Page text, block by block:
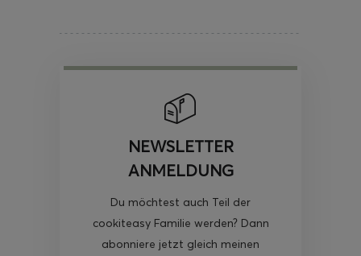
NEWSLETTER
ANMELDUNG
Du möchtest auch Teil der
cookiteasy Familie werden? Dann
abonniere jetzt gleich meinen